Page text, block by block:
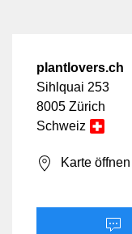
plantlovers.ch
Sihlquai 253
8005 Zürich
Schweiz
Karte öffnen